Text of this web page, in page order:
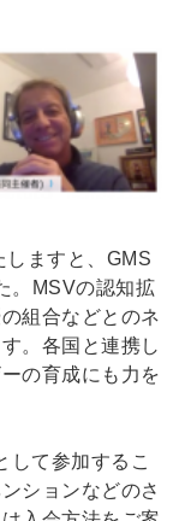
ますと、GMS
。MSVの認知拡
組合などとのネ
。各国と連携し
の育成にも力を
して参加するこ
ションなどのさ